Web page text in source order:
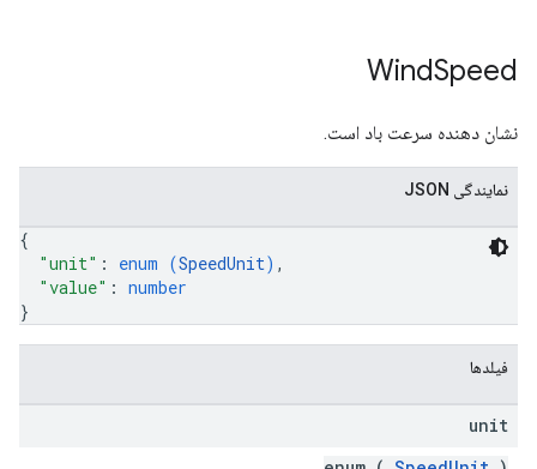
WindSpeed
نشان دهنده سرعت باد است.
نمایندگی JSON
{
"unit" : enum (SpeedUnit) ,
"value" : number
}
فیلدها
unit